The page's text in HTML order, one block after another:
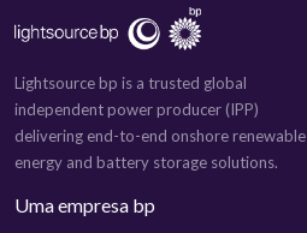
Lightsource bp is a trusted global
independent power producer (IPP)
delivering end-to-end onshore renewable
energy and battery storage solutions.
Uma empresa bp